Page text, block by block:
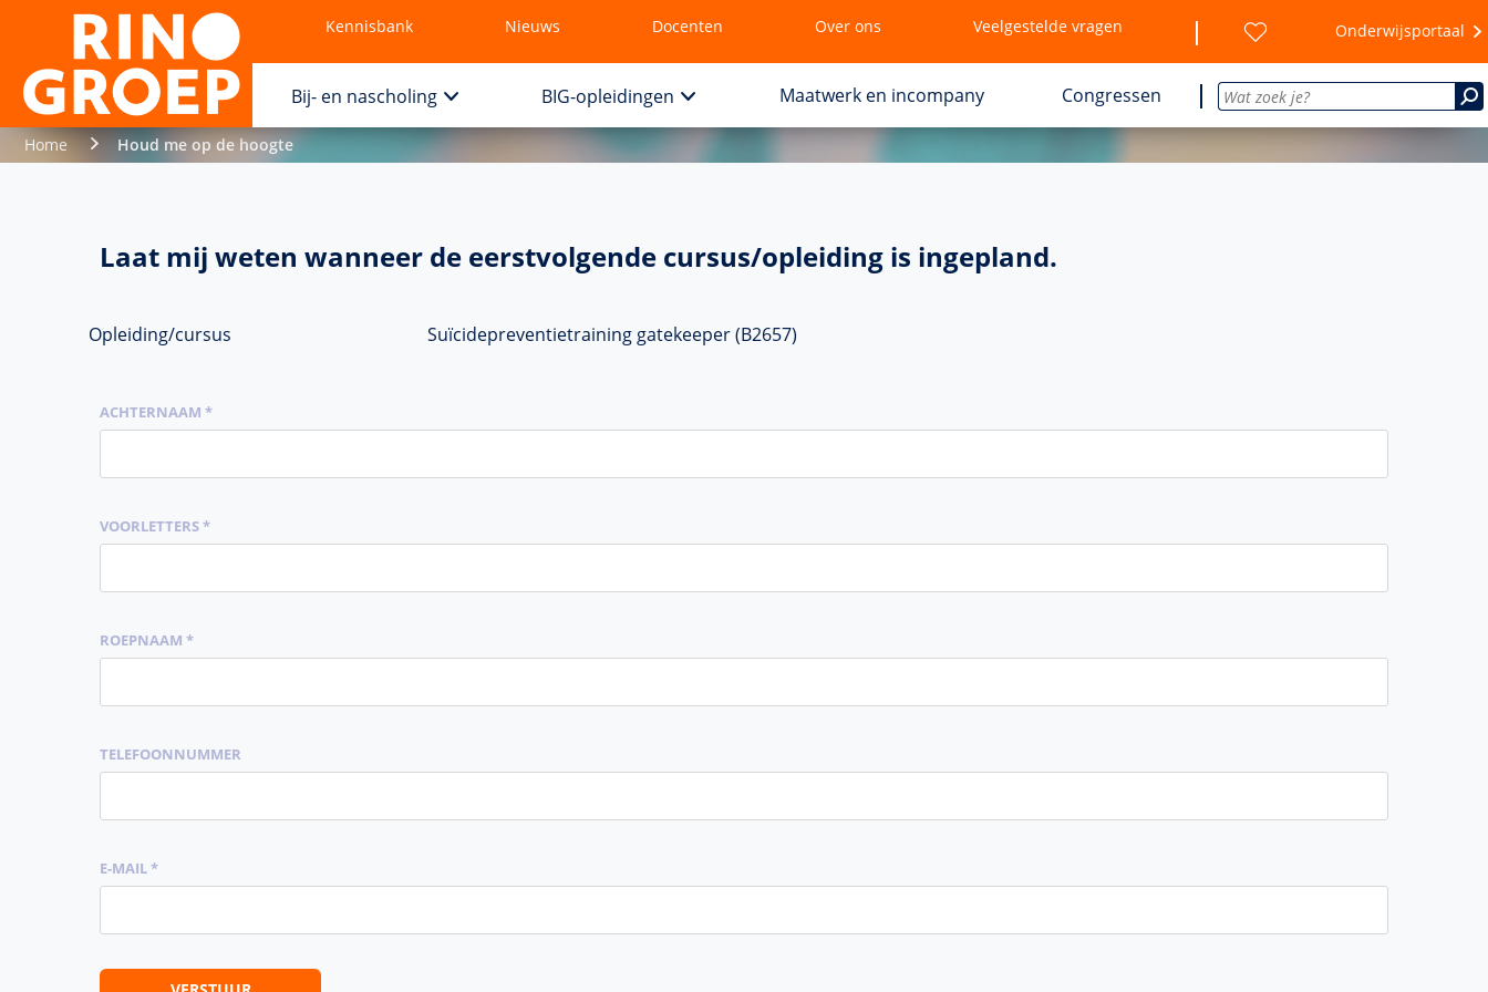
Kennisbank Nieuws Docenten Over ons Veelgestelde vragen Onderwijsportaal
Bij- en nascholing BIG-opleidingen Maatwerk en incompany Congressen
Home Houd me op de hoogte
Laat mij weten wanneer de eerstvolgende cursus/opleiding is ingepland.
Opleiding/cursus Suïcidepreventietraining gatekeeper (B2657)
ACHTERNAAM *
VOORLETTERS *
ROEPNAAM *
TELEFOONNUMMER
E-MAIL *